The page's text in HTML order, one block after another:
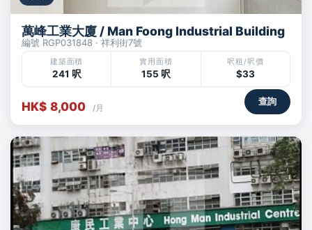
萬峰工業大廈 / Man Foong Industrial Building
編號 RGP031848 · 祥利街7號
建築面積
241 呎
實用面積
155 呎
呎租/呎價
$33
HK$ 8,000 /月
查詢